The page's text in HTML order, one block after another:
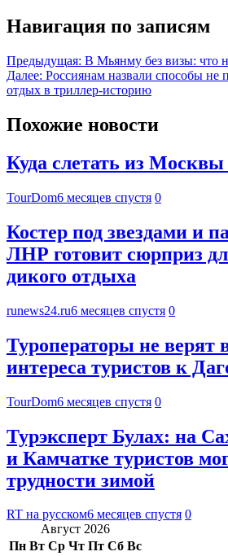
Навигация по записям
Предыдущая: В Мьянму без визы: что
Далее: Россиянам назвали способы не
отдых в триллер-историю
Похожие новости
Куда слетать из
TourDom6 месяцев спустя 0
Костер под звездами и
ЛНР готовит сюрприз
дикого отдыха
runews24.ru6 месяцев спустя 0
Туроператоры не верят
интереса туристов к
TourDom6 месяцев спустя 0
Турэксперт Булах: на
и Камчатке туристов
трудности зимой
RT на русском6 месяцев спустя 0
Август 2026
Пн Вт Ср Чт Пт Сб Вс